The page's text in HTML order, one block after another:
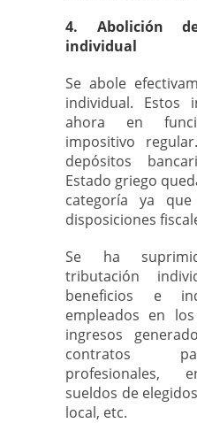
4. Abolición
individual
Se abole
individual. Estos
ahora en
impositivo
depósitos
Estado griego
categoría ya
disposiciones
Se ha
tributación
beneficios e
empleados en
ingresos
contratos
profesionales,
sueldos de
local, etc.